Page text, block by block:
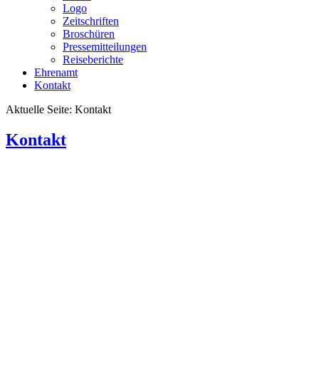
Logo
Zeitschriften
Broschüren
Pressemitteilungen
Reiseberichte
Ehrenamt
Kontakt
Aktuelle Seite: Kontakt
Kontakt